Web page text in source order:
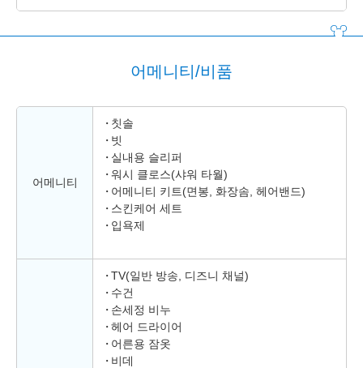
어메니티/비품
어메니티
칫솔
빗
실내용 슬리퍼
워시 클로스(샤워 타월)
어메니티 키트(면봉, 화장솜, 헤어밴드)
스킨케어 세트
입욕제
TV(일반 방송, 디즈니 채널)
수건
손세정 비누
헤어 드라이어
어른용 잠옷
비데